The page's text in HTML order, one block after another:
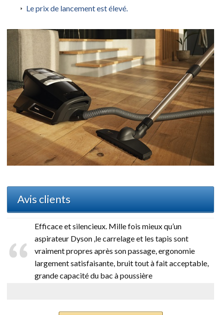
Le prix de lancement est élevé.
Avis clients
Efficace et silencieux. Mille fois mieux qu’un
aspirateur Dyson ,le carrelage et les tapis sont
vraiment propres après son passage, ergonomie
largement satisfaisante, bruit tout à fait acceptable,
grande capacité du bac à poussière